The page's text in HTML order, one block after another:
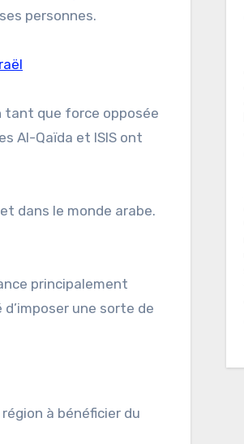
personnes.
tant que force opposée
Al-Qaïda et ISIS ont
dans le monde arabe.
principalement
une sorte de
à bénéficier du